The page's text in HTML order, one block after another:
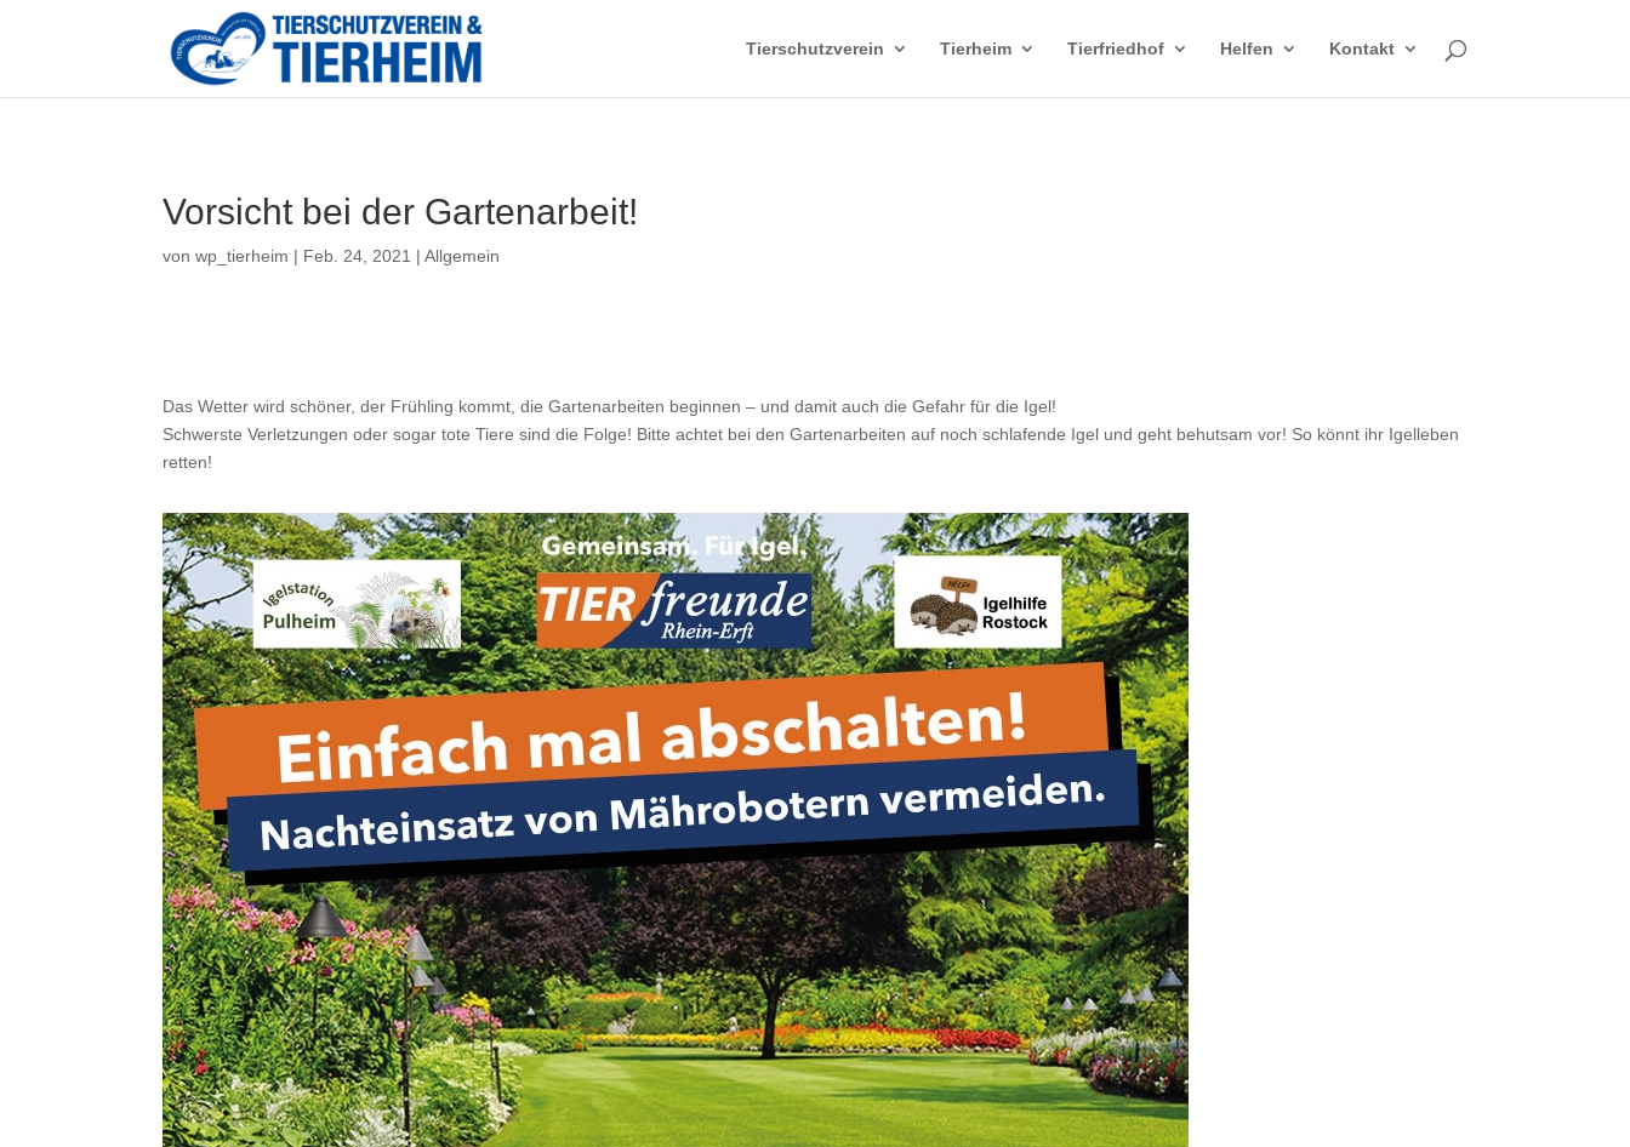
Tierschutzverein Tierheim Tierfriedhof Helfen Kontakt
Vorsicht bei der Gartenarbeit!
vonwp_tierheim | Feb. 24, 2021 |Allgemein
Das Wetter wird schöner, der Frühling kommt, die Gartenarbeiten beginnen – und damit auch die Gefahr für die Igel!
Schwerste Verletzungen oder sogar tote Tiere sind die Folge! Bitte achtet bei den Gartenarbeiten auf noch schlafende Igel und geht behutsam vor! So könnt ihr Igelleben
retten!